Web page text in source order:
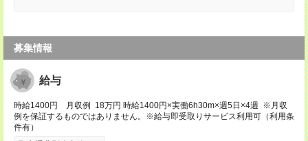
募集情報
給与
時給1400円 月収例 18万円 時給1400円×実働6h30m×週5日×4週 ※月収
例を保証するものではありません。※給与即受取りサービス利用可（利用条
件有）